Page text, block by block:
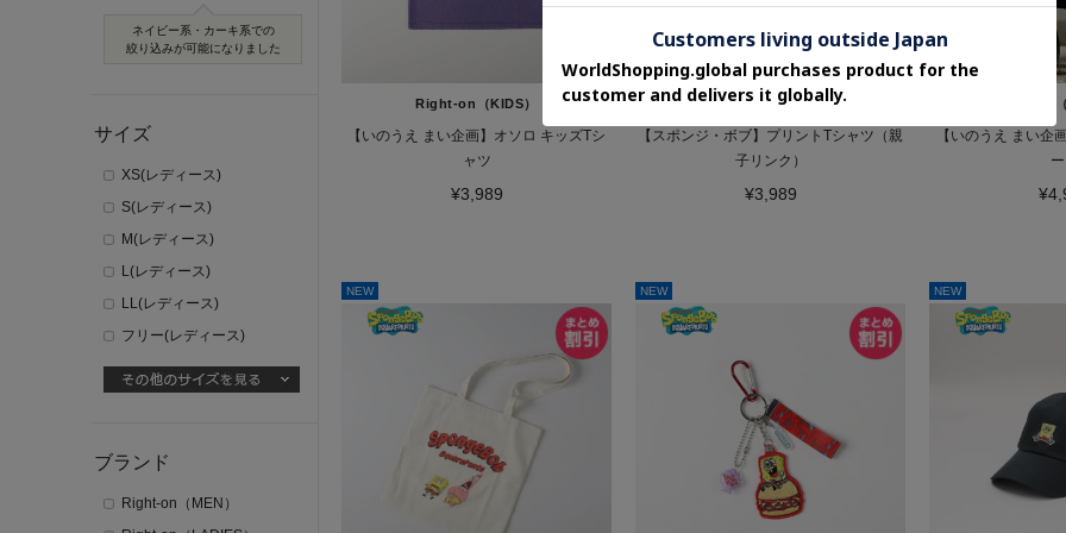
ネイビー系・カーキ系での
絞り込みが可能になりました
サイズ
XS(レディース)
S(レディース)
M(レディース)
L(レディース)
LL(レディース)
フリー(レディース)
ブランド
Right-on（MEN）
Right-on（KIDS）
【いのうえ まい企画】オソロ キッズTシ
ャツ
¥3,989
Right-on（MEN）
【スポンジ・ボブ】プリントTシャツ（親
子リンク）
¥3,989
Right-on
【いのうえ まい企
NEW NEW NEW